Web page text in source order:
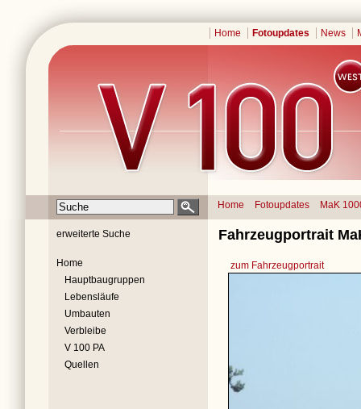
Home Fotoupdates News
Home Fotoupdates MaK
erweiterte Suche
Home
Hauptbaugruppen
Lebensläufe
Umbauten
Verbleibe
V 100 PA
Quellen
Fahrzeugportrait
zum Fahrzeugportrait